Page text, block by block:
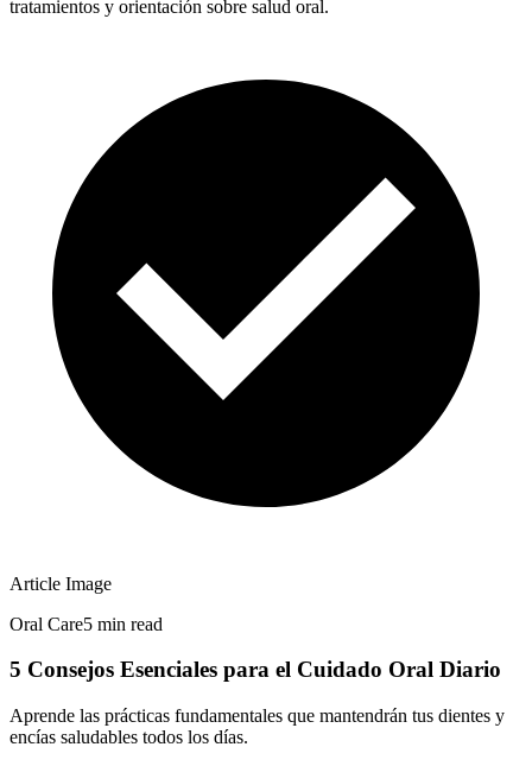
tratamientos y orientación sobre salud oral.
Article Image
Oral Care5 min read
5 Consejos Esenciales para el Cuidado Oral Diario
Aprende las prácticas fundamentales que mantendrán tus dientes y
encías saludables todos los días.